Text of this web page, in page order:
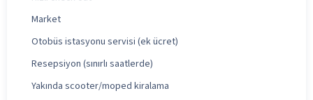
Market
Otobüs istasyonu servisi (ek ücret)
Resepsiyon (sınırlı saatlerde)
Yakında scooter/moped kiralama